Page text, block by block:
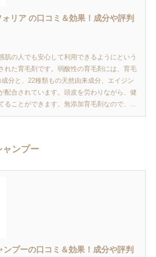
リア の口コミ＆効果！成分や評判
肌の人でも安心して利用できるようにという
れた育毛剤です。弱酸性の育毛剤には、育毛
分と、22種類もの天然由来成分、エイジン
配合されています。頭皮を労わりながら、健
ることができます。無添加育毛剤なので、...
ンプー
プーの口コミ＆効果！成分や評判